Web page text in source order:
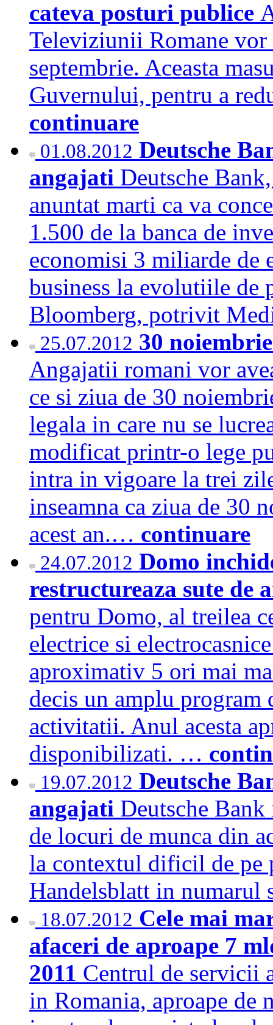
cateva posturi publice
Televiziunii Romane
septembrie. Aceasta
Guvernului, pentru a
continuare
01.08.2012 Deutsche
angajati Deutsche
anuntat marti ca va
1.500 de la banca de
economisi 3 miliarde de
business la evolutiile de
Bloomberg, potrivit
25.07.2012 30
Angajatii romani vor
ce si ziua de 30
legala in care nu se
modificat printr-o lege
intra in vigoare la trei
inseamna ca ziua de 30
acest an.… continuare
24.07.2012 Domo
restructureaza sute de
pentru Domo, al treilea
electrice si
aproximativ 5 ori mai
decis un amplu program
activitatii. Anul acesta
disponibilizati. …
19.07.2012 Deutsche
angajati Deutsche
de locuri de munca din
la contextul dificil de pe
Handelsblatt in
18.07.2012 Cele mai
afaceri de aproape 7
2011 Centrul de servicii
in Romania, aproape de